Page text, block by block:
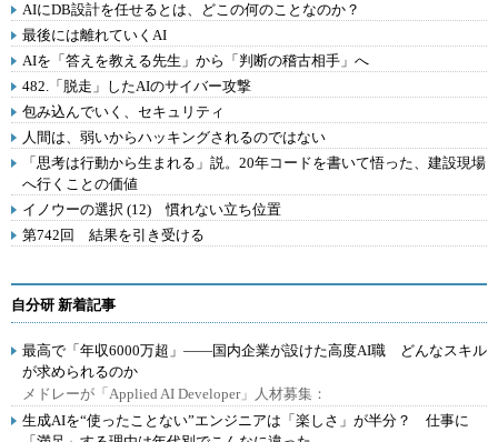
AIにDB設計を任せるとは、どこの何のことなのか？
最後には離れていくAI
AIを「答えを教える先生」から「判断の稽古相手」へ
482.「脱走」したAIのサイバー攻撃
包み込んでいく、セキュリティ
人間は、弱いからハッキングされるのではない
「思考は行動から生まれる」説。20年コードを書いて悟った、建設現場
へ行くことの価値
イノウーの選択 (12) 慣れない立ち位置
第742回 結果を引き受ける
自分研 新着記事
最高で「年収6000万超」――国内企業が設けた高度AI職 どんなスキル
が求められるのか
メドレーが「Applied AI Developer」人材募集：
生成AIを“使ったことない”エンジニアは「楽しさ」が半分？ 仕事に